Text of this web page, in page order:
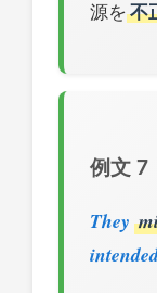
源を 不
例文 7
They